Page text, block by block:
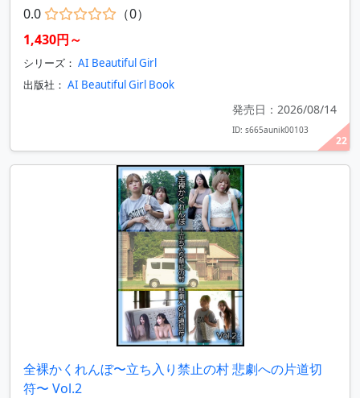
22
0.0
（0）
1,430円～
シリーズ： AI Beautiful Girl
出版社： AI Beautiful Girl Book
発売日：2026/08/14
ID: s665aunik00103
全裸かくれんぼ〜立ち入り禁止の村 悲劇への片道切
符〜 Vol.2